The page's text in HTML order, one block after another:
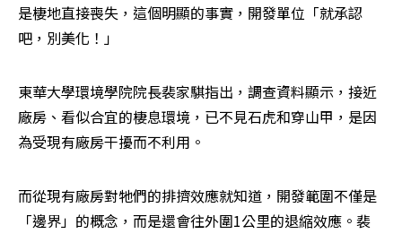
是棲地直接喪失，這個明顯的事實，開發單位「就承認
吧，別美化！」
東華大學環境學院院長裴家騏指出，調查資料顯示，接近
廠房、看似合宜的棲息環境，已不見石虎和穿山甲，是因
為受現有廠房干擾而不利用。
而從現有廠房對牠們的排擠效應就知道，開發範圍不僅是
「邊界」的概念，而是還會往外圍1公里的退縮效應。裴